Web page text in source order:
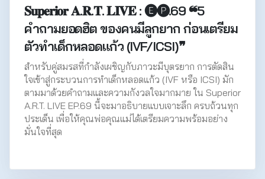
𝐒𝐮𝐩𝐞𝐫𝐢𝐨𝐫 𝐀.𝐑.𝐓. 𝐋𝐈𝐕𝐄 : 🅔🅟.69 ❝5
คำถามยอดฮิต ของคนมีลูกยาก ก่อนเตรียม
ตัวทำเด็กหลอดแก้ว (IVF/ICSI)❞
สำหรับคู่สมรสที่กำลังเผชิญกับภาวะมีบุตรยาก การตัดสิน
ใจเข้าสู่กระบวนการทำเด็กหลอดแก้ว (IVF หรือ ICSI) มัก
ตามมาด้วยคำถามและความกังวลใจมากมาย ใน Superior
A.R.T. LIVE EP.69 นี้จะมาอธิบายแบบเจาะลึก ครบถ้วนทุก
ประเด็น เพื่อให้คุณพ่อคุณแม่ได้เตรียมความพร้อมอย่าง
มั่นใจที่สุด